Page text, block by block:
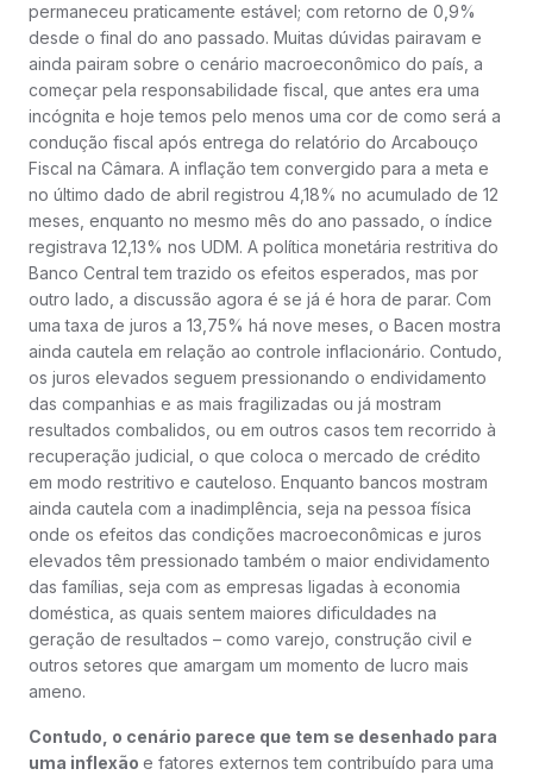
permaneceu praticamente estável; com retorno de 0,9%
desde o final do ano passado. Muitas dúvidas pairavam e
ainda pairam sobre o cenário macroeconômico do país, a
começar pela responsabilidade fiscal, que antes era uma
incógnita e hoje temos pelo menos uma cor de como será a
condução fiscal após entrega do relatório do Arcabouço
Fiscal na Câmara. A inflação tem convergido para a meta e
no último dado de abril registrou 4,18% no acumulado de 12
meses, enquanto no mesmo mês do ano passado, o índice
registrava 12,13% nos UDM. A política monetária restritiva do
Banco Central tem trazido os efeitos esperados, mas por
outro lado, a discussão agora é se já é hora de parar. Com
uma taxa de juros a 13,75% há nove meses, o Bacen mostra
ainda cautela em relação ao controle inflacionário. Contudo,
os juros elevados seguem pressionando o endividamento
das companhias e as mais fragilizadas ou já mostram
resultados combalidos, ou em outros casos tem recorrido à
recuperação judicial, o que coloca o mercado de crédito
em modo restritivo e cauteloso. Enquanto bancos mostram
ainda cautela com a inadimplência, seja na pessoa física
onde os efeitos das condições macroeconômicas e juros
elevados têm pressionado também o maior endividamento
das famílias, seja com as empresas ligadas à economia
doméstica, as quais sentem maiores dificuldades na
geração de resultados – como varejo, construção civil e
outros setores que amargam um momento de lucro mais
ameno.
Contudo, o cenário parece que tem se desenhado para
uma inflexão e fatores externos tem contribuído para uma